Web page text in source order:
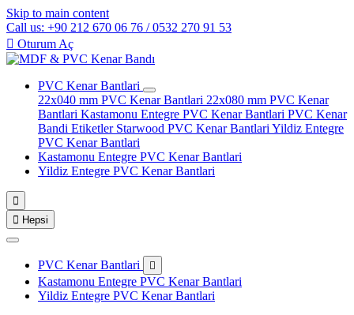
Skip to main content
Call us: +90 212 670 06 76 / 0532 270 91 53
 Oturum Aç
PVC Kenar Bantlari
22x040 mm PVC Kenar Bantlari 22x080 mm PVC Kenar
Bantlari Kastamonu Entegre PVC Kenar Bantlari PVC Kenar
Bandi Etiketler Starwood PVC Kenar Bantlari Yildiz Entegre
PVC Kenar Bantlari
Kastamonu Entegre PVC Kenar Bantlari
Yildiz Entegre PVC Kenar Bantlari

 Hepsi
PVC Kenar Bantlari 
Kastamonu Entegre PVC Kenar Bantlari
Yildiz Entegre PVC Kenar Bantlari